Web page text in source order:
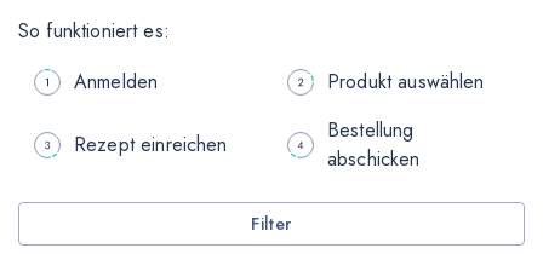
So funktioniert es:
Anmelden
Produkt auswählen
Rezept einreichen
Bestellung
abschicken
Filter